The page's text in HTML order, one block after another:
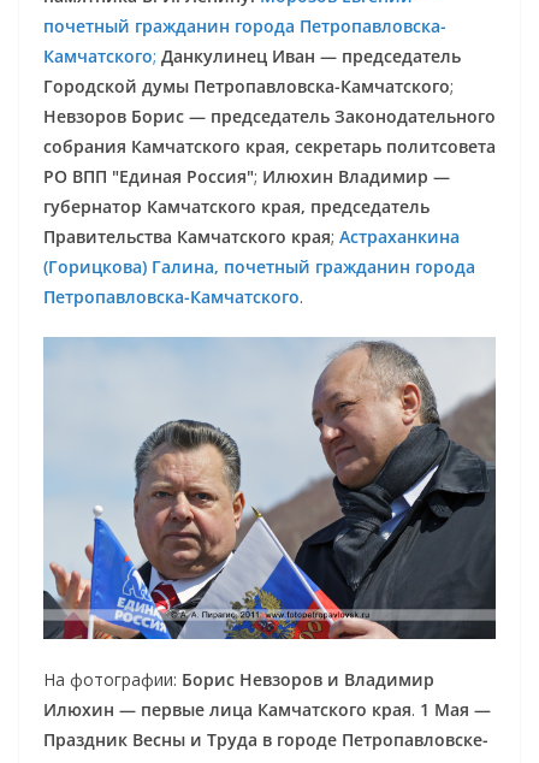
почетный гражданин города Петропавловска-
Камчатского; Данкулинец Иван — председатель
Городской думы Петропавловска-Камчатского;
Невзоров Борис — председатель Законодательного
собрания Камчатского края, секретарь политсовета
РО ВПП "Единая Россия"; Илюхин Владимир —
губернатор Камчатского края, председатель
Правительства Камчатского края; Астраханкина
(Горицкова) Галина, почетный гражданин города
Петропавловска-Камчатского.
На фотографии: Борис Невзоров и Владимир
Илюхин — первые лица Камчатского края. 1 Мая —
Праздник Весны и Труда в городе Петропавловске-